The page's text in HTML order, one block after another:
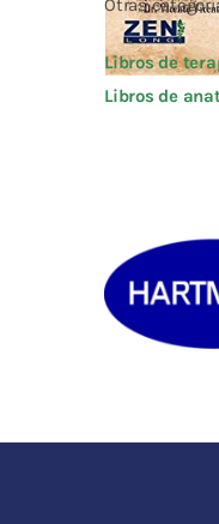
Otras
Libros de
Libros de